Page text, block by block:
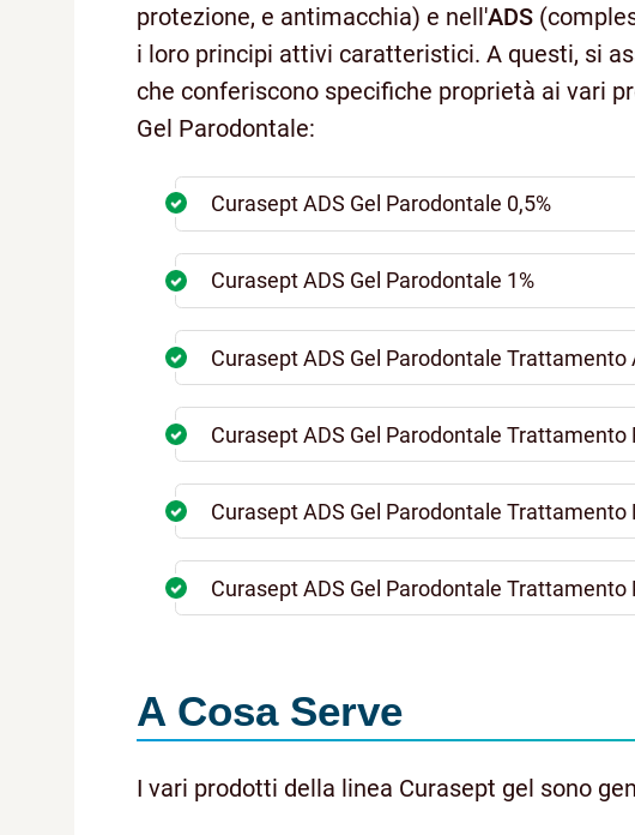
protezione, e antimacchia) e nell'ADS
i loro principi attivi caratteristici. A questi, si
che conferiscono specifiche proprietà ai vari
Gel Parodontale:
Curasept ADS Gel Parodontale 0,5%
Curasept ADS Gel Parodontale 1%
Curasept ADS Gel Parodontale Trattamento
Curasept ADS Gel Parodontale Trattamento
Curasept ADS Gel Parodontale Trattamento
Curasept ADS Gel Parodontale Trattamento
A Cosa Serve
I vari prodotti della linea Curasept gel sono